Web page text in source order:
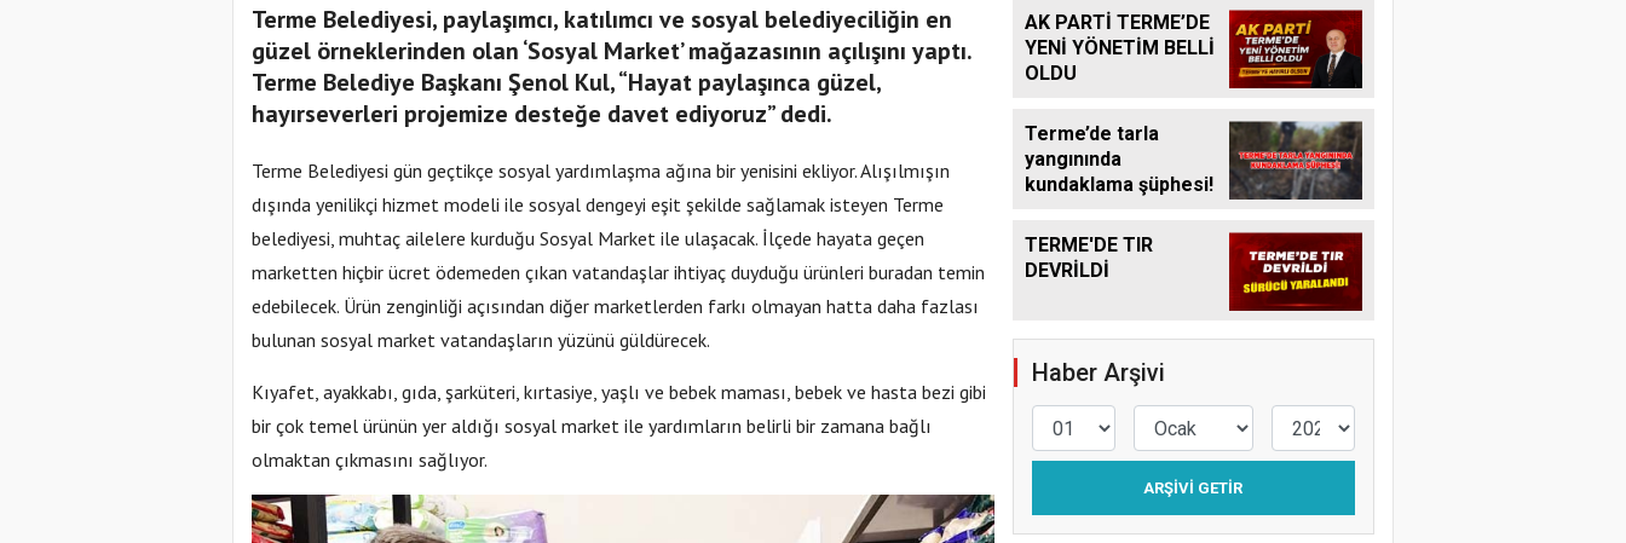
Terme Belediyesi, paylaşımcı, katılımcı ve sosyal belediyeciliğin en
güzel örneklerinden olan ‘Sosyal Market’ mağazasının açılışını yaptı.
Terme Belediye Başkanı Şenol Kul, “Hayat paylaşınca güzel,
hayırseverleri projemize desteğe davet ediyoruz” dedi.
Terme Belediyesi gün geçtikçe sosyal yardımlaşma ağına bir yenisini ekliyor. Alışılmışın
dışında yenilikçi hizmet modeli ile sosyal dengeyi eşit şekilde sağlamak isteyen Terme
belediyesi, muhtaç ailelere kurduğu Sosyal Market ile ulaşacak. İlçede hayata geçen
marketten hiçbir ücret ödemeden çıkan vatandaşlar ihtiyaç duyduğu ürünleri buradan temin
edebilecek. Ürün zenginliği açısından diğer marketlerden farkı olmayan hatta daha fazlası
bulunan sosyal market vatandaşların yüzünü güldürecek.
Kıyafet, ayakkabı, gıda, şarküteri, kırtasiye, yaşlı ve bebek maması, bebek ve hasta bezi gibi
bir çok temel ürünün yer aldığı sosyal market ile yardımların belirli bir zamana bağlı
olmaktan çıkmasını sağlıyor.
OLACAK MI?
AK PARTİ TERME’DE
YENİ YÖNETİM BELLİ
OLDU
Terme’de tarla
yangınında
kundaklama şüphesi!
TERME'DE TIR
DEVRİLDİ
Haber Arşivi
ARŞIVI GETIR